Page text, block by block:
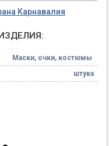
Карнавалия
Маски, очки, костюмы
штука